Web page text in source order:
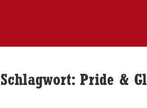
Schlagwort:Pride &